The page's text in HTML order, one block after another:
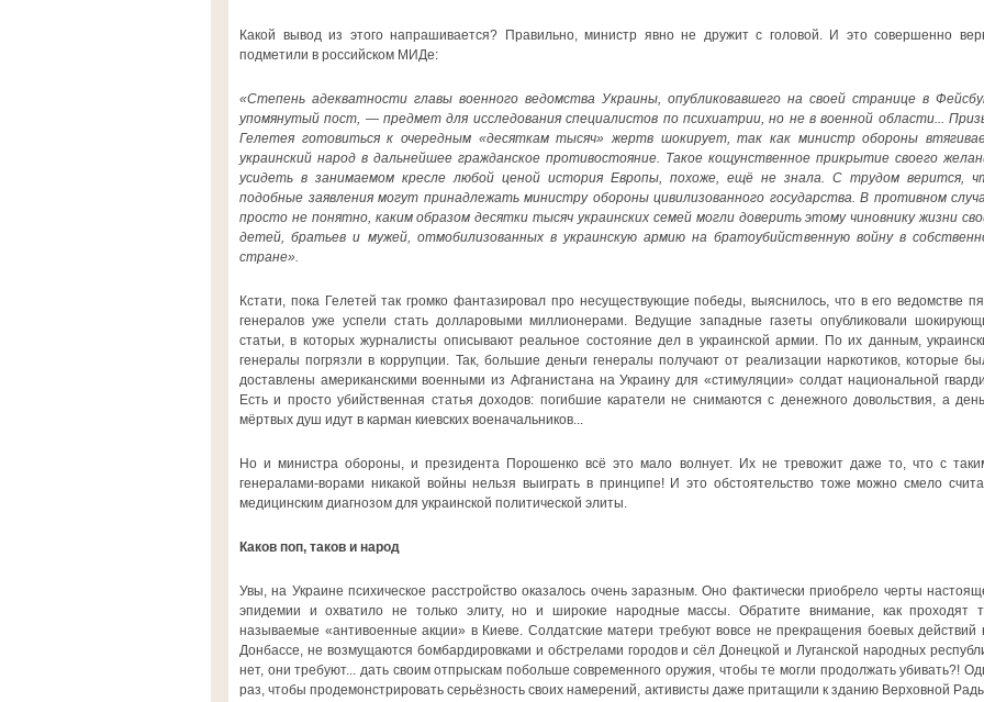
Какой вывод из этого напрашивается? Правильно, министр явно не дружит с головой. И это совершенно
подметили в российском МИДе:
«Степень адекватности главы военного ведомства Украины, опубликовавшего на своей странице в
упомянутый пост, — предмет для исследования специалистов по психиатрии, но не в военной области...
Гелетея готовиться к очередным «десяткам тысяч» жертв шокирует, так как министр обороны
украинский народ в дальнейшее гражданское противостояние. Такое кощунственное прикрытие своего
усидеть в занимаемом кресле любой ценой история Европы, похоже, ещё не знала. С трудом верится,
подобные заявления могут принадлежать министру обороны цивилизованного государства. В противном
просто не понятно, каким образом десятки тысяч украинских семей могли доверить этому чиновнику жизни
детей, братьев и мужей, отмобилизованных в украинскую армию на братоубийственную войну в
стране».
Кстати, пока Гелетей так громко фантазировал про несуществующие победы, выяснилось, что в его ведомстве
генералов уже успели стать долларовыми миллионерами. Ведущие западные газеты опубликовали
статьи, в которых журналисты описывают реальное состояние дел в украинской армии. По их данным,
генералы погрязли в коррупции. Так, большие деньги генералы получают от реализации наркотиков, которые
доставлены американскими военными из Афганистана на Украину для «стимуляции» солдат национальной
Есть и просто убийственная статья доходов: погибшие каратели не снимаются с денежного довольствия, а
мёртвых душ идут в карман киевских военачальников...
Но и министра обороны, и президента Порошенко всё это мало волнует. Их не тревожит даже то, что с
генералами-ворами никакой войны нельзя выиграть в принципе! И это обстоятельство тоже можно смело
медицинским диагнозом для украинской политической элиты.
Каков поп, таков и народ
Увы, на Украине психическое расстройство оказалось очень заразным. Оно фактически приобрело черты
эпидемии и охватило не только элиту, но и широкие народные массы. Обратите внимание, как проходят
называемые «антивоенные акции» в Киеве. Солдатские матери требуют вовсе не прекращения боевых действий
Донбассе, не возмущаются бомбардировками и обстрелами городов и сёл Донецкой и Луганской народных
нет, они требуют... дать своим отпрыскам побольше современного оружия, чтобы те могли продолжать убивать?!
раз, чтобы продемонстрировать серьёзность своих намерений, активисты даже притащили к зданию Верховной